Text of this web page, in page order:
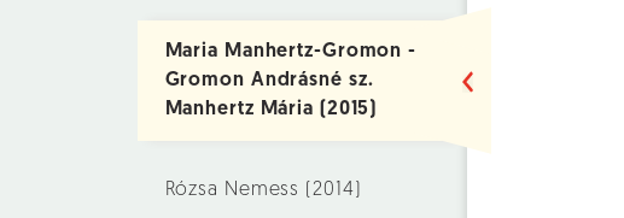
Maria Manhertz-Gromon -
Gromon Andrásné sz.
Manhertz Mária (2015)
Rózsa Nemess (2014)